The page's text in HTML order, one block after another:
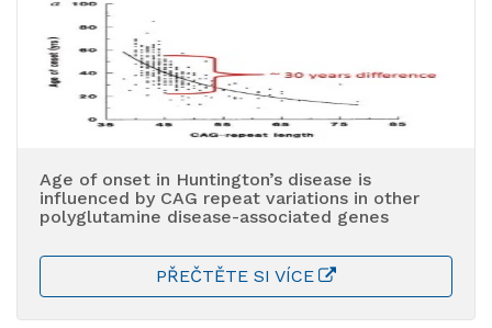
Age of onset in Huntington’s disease is
influenced by CAG repeat variations in other
polyglutamine disease-associated genes
PŘEČTĚTE SI VÍCE